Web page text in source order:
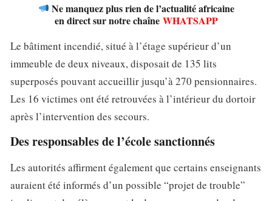
Ne manquez plus rien de l’actualité africaine
en direct sur notre chaîne WHATSAPP
Le bâtiment incendié, situé à l’étage supérieur d’un
immeuble de deux niveaux, disposait de 135 lits
superposés pouvant accueillir jusqu’à 270 pensionnaires.
Les 16 victimes ont été retrouvées à l’intérieur du dortoir
après l’intervention des secours.
Des responsables de l’école sanctionnés
Les autorités affirment également que certains enseignants
auraient été informés d’un possible “projet de trouble”